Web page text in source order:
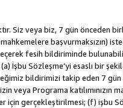
Siz veya biz, 7 gün önceden
başvurmaksızın)
fesih bildiriminde
İşbu Sözleşme’yi esaslı bir
bildirimizi takip eden 7 gün
Programa katılımınızın
için gerçekleştirilmesi; (f)